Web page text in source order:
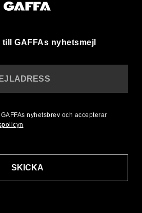
GAFFAs nyhetsmejl
SKICKA
nyhetsbrev och accepterar